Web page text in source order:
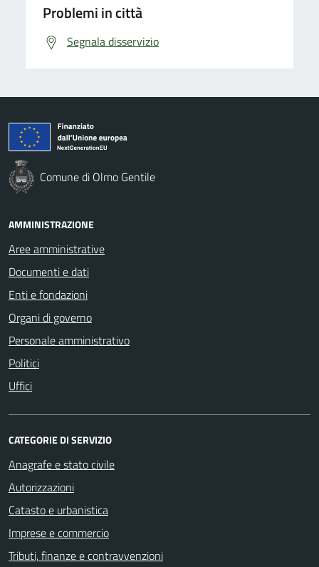
Problemi in città
Segnala disservizio
Comune di Olmo Gentile
AMMINISTRAZIONE
Aree amministrative
Documenti e dati
Enti e fondazioni
Organi di governo
Personale amministrativo
Politici
Uffici
CATEGORIE DI SERVIZIO
Anagrafe e stato civile
Autorizzazioni
Catasto e urbanistica
Imprese e commercio
Tributi, finanze e contravvenzioni